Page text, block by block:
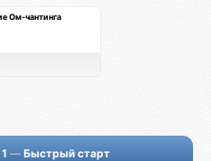
Ом-чантинга
— Быстрый старт